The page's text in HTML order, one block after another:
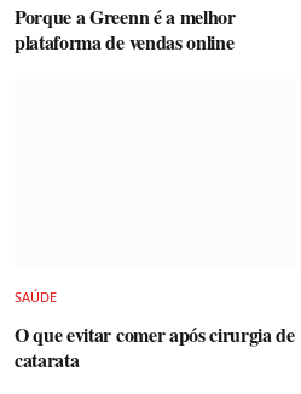
Porque a Greenn é a melhor
plataforma de vendas online
SAÚDE
O que evitar comer após cirurgia de
catarata